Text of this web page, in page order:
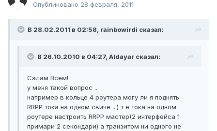
Опубликовано 28 февраля, 2011
В 28.02.2011 в 02:58, rainbowirdi сказал:
В 26.10.2010 в 04:27, Aldayar сказал:
Салам Всем!
у меня такой вопрос ..
например в кольце 4 роутера могу ли я поднять
RRPP тока на одном свиче ...) т е тока на одном
роутере настроить RRPP мастер(2 интерфейса 1
примари 2 секондари) а транзитом ни одного не